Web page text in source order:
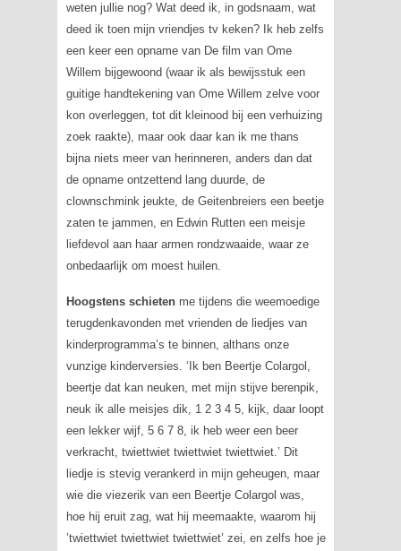
weten jullie nog? Wat deed ik, in godsnaam, wat
deed ik toen mijn vriendjes tv keken? Ik heb zelfs
een keer een opname van De film van Ome
Willem bijgewoond (waar ik als bewijsstuk een
guitige handtekening van Ome Willem zelve voor
kon overleggen, tot dit kleinood bij een verhuizing
zoek raakte), maar ook daar kan ik me thans
bijna niets meer van herinneren, anders dan dat
de opname ontzettend lang duurde, de
clownschmink jeukte, de Geitenbreiers een beetje
zaten te jammen, en Edwin Rutten een meisje
liefdevol aan haar armen rondzwaaide, waar ze
onbedaarlijk om moest huilen.
Hoogstens schietenme tijdens die weemoedige
terugdenkavonden met vrienden de liedjes van
kinderprogramma’s te binnen, althans onze
vunzige kinderversies. ‘Ik ben Beertje Colargol,
beertje dat kan neuken, met mijn stijve berenpik,
neuk ik alle meisjes dik, 1 2 3 4 5, kijk, daar loopt
een lekker wijf, 5 6 7 8, ik heb weer een beer
verkracht, twiettwiet twiettwiet twiettwiet.’ Dit
liedje is stevig verankerd in mijn geheugen, maar
wie die viezerik van een Beertje Colargol was,
hoe hij eruit zag, wat hij meemaakte, waarom hij
’twiettwiet twiettwiet twiettwiet’ zei, en zelfs hoe je